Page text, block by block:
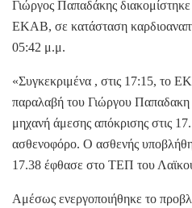
Γιώργος Παπαδάκης
ΕΚΑΒ, σε κατάσταση
05:42 μ.μ.
«Συγκεκριμένα , στις 17:15, το
παραλαβή του Γιώργου
μηχανή άμεσης απόκρισης στις
ασθενοφόρο. Ο ασθενής
17.38 έφθασε στο ΤΕΠ του
Αμέσως ενεργοποιήθηκε το